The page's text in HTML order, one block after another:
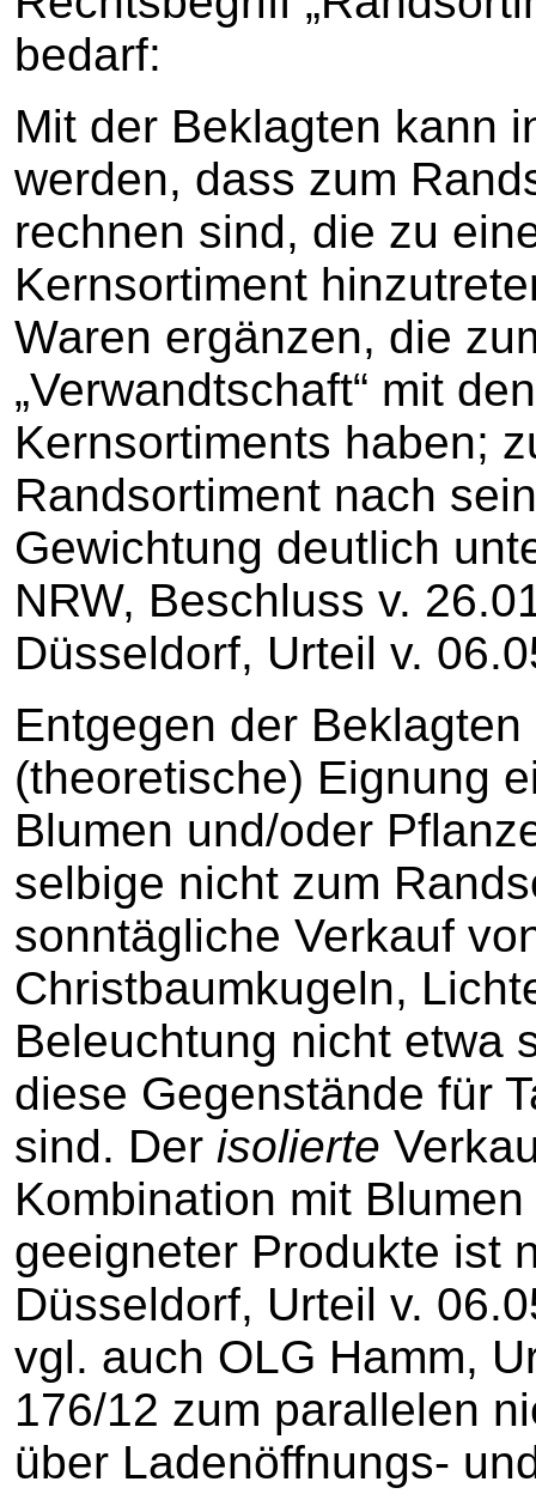
bedarf:
Mit der Beklagten kann
werden, dass zum
rechnen sind, die zu
Kernsortiment
Waren ergänzen, die
„Verwandtschaft“ mit
Kernsortiments haben;
Randsortiment nach
Gewichtung deutlich
NRW, Beschluss v.
Düsseldorf, Urteil v.
Entgegen der
(theoretische) Eignung
Blumen und/oder
selbige nicht zum
sonntägliche Verkauf
Christbaumkugeln,
Beleuchtung nicht etwa
diese Gegenstände für
sind. Der isolierte
Kombination mit
geeigneter Produkte ist
Düsseldorf, Urteil v.
vgl. auch OLG Hamm,
176/12 zum parallelen
über Ladenöffnungs-